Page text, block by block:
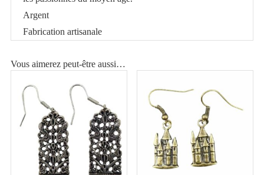
Argent
Fabrication artisanale
Vous aimerez peut-être aussi…